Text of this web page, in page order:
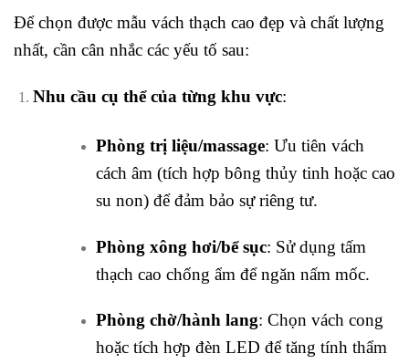
Để chọn được mẫu vách thạch cao đẹp và chất lượng
nhất, cần cân nhắc các yếu tố sau:
Nhu cầu cụ thể của từng khu vực:
Phòng trị liệu/massage: Ưu tiên vách
cách âm (tích hợp bông thủy tinh hoặc cao
su non) để đảm bảo sự riêng tư.
Phòng xông hơi/bể sục: Sử dụng tấm
thạch cao chống ẩm để ngăn nấm mốc.
Phòng chờ/hành lang: Chọn vách cong
hoặc tích hợp đèn LED để tăng tính thẩm